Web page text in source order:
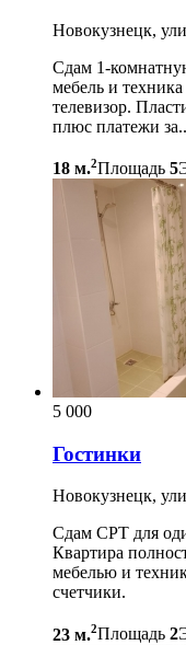
Новокузнецк,
Сдам 1-
мебель и
телевизор.
плюс платежи
18 м.2Площадь 5
5 000
Гостинки
Новокузнецк,
Сдам СРТ для
Квартира
мебелью и
счетчики.
23 м.2Площадь 2